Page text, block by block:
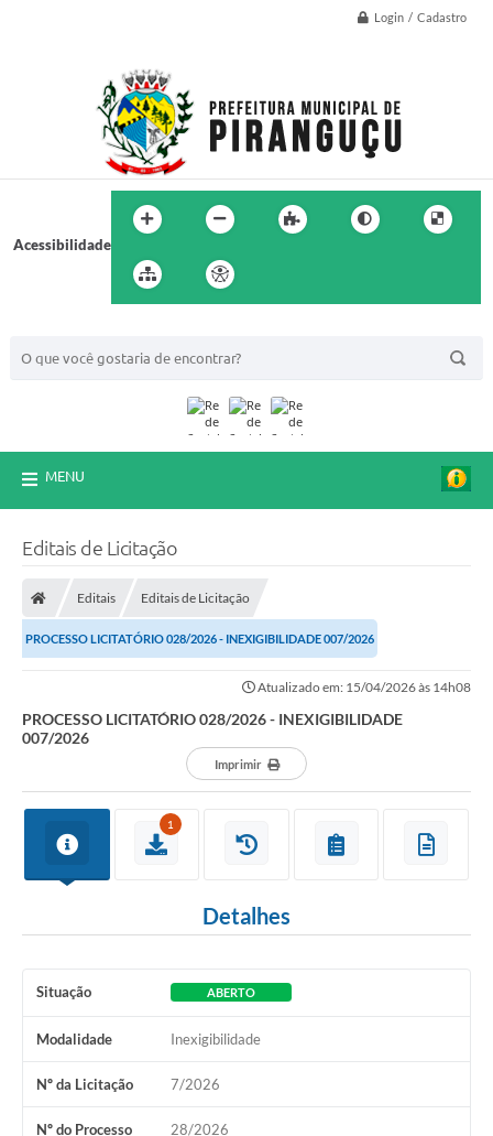
Login / Cadastro
Acessibilidade
MENU
Editais de Licitação
Editais Editais de Licitação
PROCESSO LICITATÓRIO 028/2026 - INEXIGIBILIDADE 007/2026
Atualizado em: 15/04/2026 às 14h08
PROCESSO LICITATÓRIO 028/2026 - INEXIGIBILIDADE
007/2026
Imprimir
1
Detalhes
Situação ABERTO
Modalidade Inexigibilidade
Nº da Licitação 7/2026
Nº do Processo 28/2026